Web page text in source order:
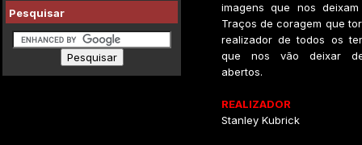
Pesquisar
imagens que nos deixam
Traços de coragem que
realizador de todos os
que nos vão deixar
abertos.
REALIZADOR
Stanley Kubrick